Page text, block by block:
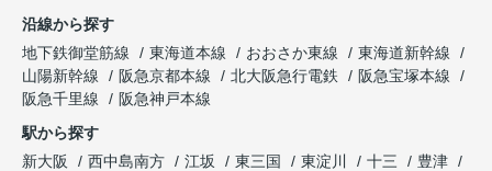
沿線から探す
地下鉄御堂筋線
東海道本線 おおさか東線
東海道新幹線
山陽新幹線
阪急京都本線 北大阪急行電鉄
阪急宝塚本線
阪急千里線
阪急神戸本線
駅から探す
新大阪
西中島南方 江坂 東三国 東淀川 十三
豊津